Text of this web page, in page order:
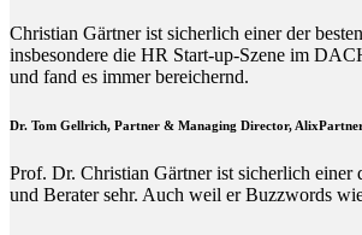
Christian Gärtner ist sicherlich einer der
insbesondere die HR Start-up-Szene im
und fand es immer bereichernd.
Dr. Tom Gellrich, Partner & Managing Director,
Prof. Dr. Christian Gärtner ist sicherlich einer
und Berater sehr. Auch weil er Buzzwords